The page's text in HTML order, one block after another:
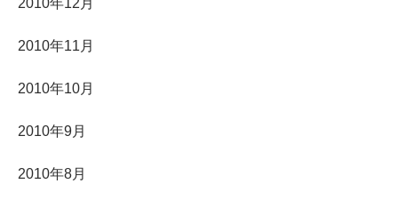
2010年12月
2010年11月
2010年10月
2010年9月
2010年8月